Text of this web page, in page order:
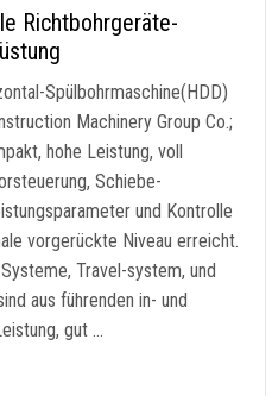
Richtbohrgeräte-
Spülbohrmaschine(HDD)
Machinery Group Co.;
hohe Leistung, voll
Schiebe-
und Kontrolle
vorgerückte Niveau erreicht.
Travel-system, und
aus führenden in- und
gut …